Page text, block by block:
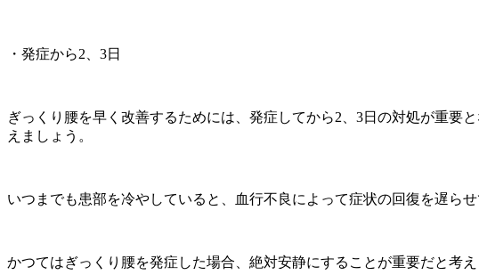
・発症から2、3日
ぎっくり腰を早く改善するためには、発症してから2、3日の対処が重要
えましょう。
いつまでも患部を冷やしていると、血行不良によって症状の回復を遅ら
かつてはぎっくり腰を発症した場合、絶対安静にすることが重要だと考